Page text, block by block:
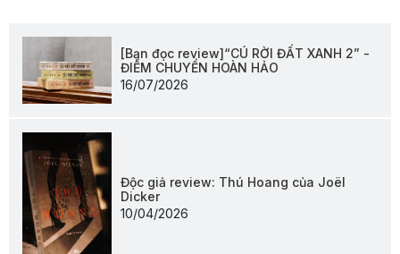
[Bạn đọc review]“CÚ RỜI ĐẤT XANH 2” -
ĐIỂM CHUYỂN HOÀN HẢO
16/07/2026
Độc giả review: Thú Hoang của Joël
Dicker
10/04/2026